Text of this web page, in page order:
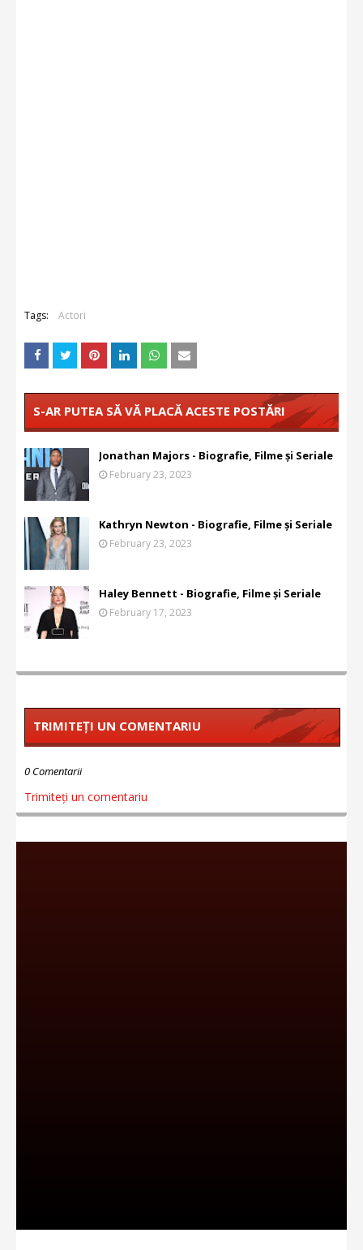
Tags: Actori
S-AR PUTEA SĂ VĂ PLACĂ ACESTE POSTĂRI
Jonathan Majors - Biografie, Filme și Seriale
February 23, 2023
Kathryn Newton - Biografie, Filme și Seriale
February 23, 2023
Haley Bennett - Biografie, Filme și Seriale
February 17, 2023
TRIMITEȚI UN COMENTARIU
0 Comentarii
Trimiteți un comentariu